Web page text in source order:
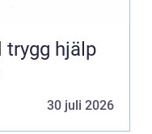
30 juli 2026